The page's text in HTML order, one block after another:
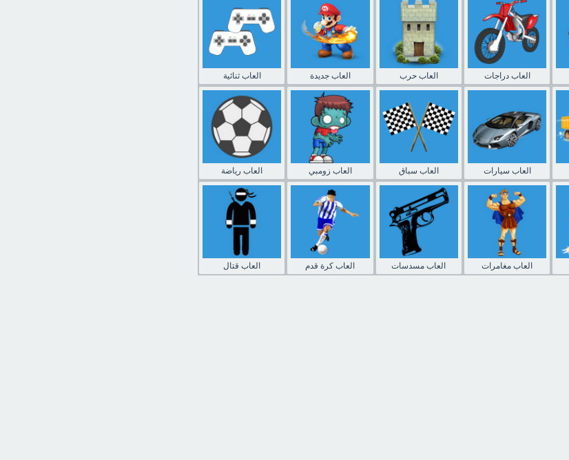
العاب ثنائية العاب جديدة العاب حرب العاب دراجات
العاب رياضة العاب زومبي العاب سباق العاب سيارات
العاب قتال العاب كرة قدم العاب مسدسات العاب مغامرات